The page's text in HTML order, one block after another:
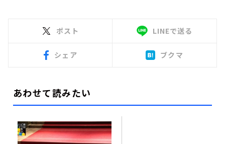
ポスト LINEで送る
シェア ブクマ
あわせて読みたい